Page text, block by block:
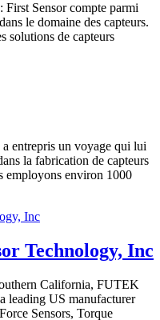
: First Sensor compte parmi
le domaine des capteurs.
solutions de capteurs
entrepris un voyage qui lui
la fabrication de capteurs
employons environ 1000
Technology, Inc
California, FUTEK
leading US manufacturer
Sensors, Torque